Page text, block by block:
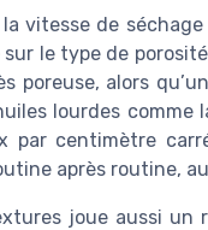
vitesse de
le type de
poreuse, alors
lourdes comme
par centimètre
après routine,
joue aussi